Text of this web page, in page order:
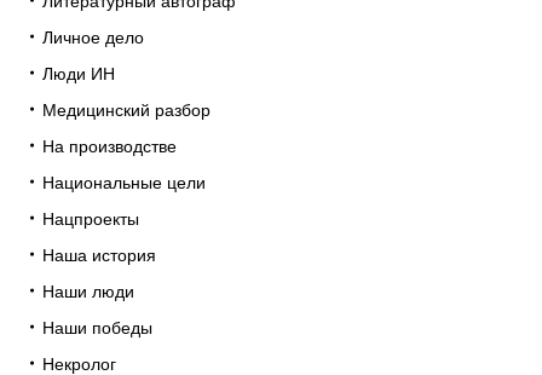
Личное дело
Люди ИН
Медицинский разбор
На производстве
Национальные цели
Нацпроекты
Наша история
Наши люди
Наши победы
Некролог